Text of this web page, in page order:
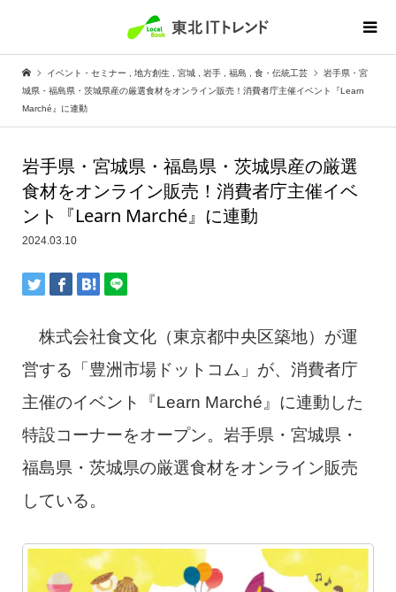
イベント・セミナー 地方創生 宮城 岩手 福島 食・伝統工芸
岩手県・宮
城県・福島県・茨城県産の厳選食材をオンライン販売！消費者庁主催イベント『Learn
Marché』に連動
岩手県・宮城県・福島県・茨城県産の厳選
食材をオンライン販売！消費者庁主催イベ
ント『Learn Marché』に連動
2024.03.10
株式会社食文化（東京都中央区築地）が運
営する「豊洲市場ドットコム」が、消費者庁
主催のイベント『Learn Marché』に連動した
特設コーナーをオープン。岩手県・宮城県・
福島県・茨城県の厳選食材をオンライン販売
している。